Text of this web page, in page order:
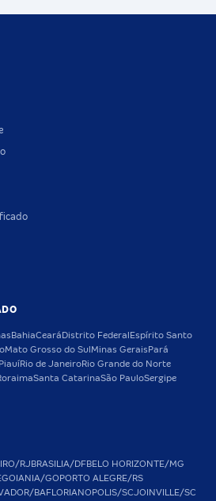
BahiaCearáDistrito FederalEspírito Santo
Mato Grosso do SulMinas GeraisPará
PiauíRio de JaneiroRio Grande do Norte
Santa CatarinaSão PauloSergipe
RJBRASILIA/DFBELO HORIZONTE/MG
GOIANIA/GOPORTO ALEGRE/RS
BAFLORIANOPOLIS/SCJOINVILLE/SC